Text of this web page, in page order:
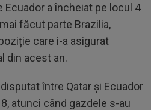
Ecuador a încheiat pe locul 4
făcut parte Brazilia,
care i-a asigurat
din acest an.
între Qatar și Ecuador
atunci când gazdele s-au